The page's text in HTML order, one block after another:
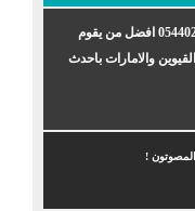
توريد وتركيب عشب طبيعي ام القيوين |0544026642 افضل من يقوم
والامارات باحدث
!